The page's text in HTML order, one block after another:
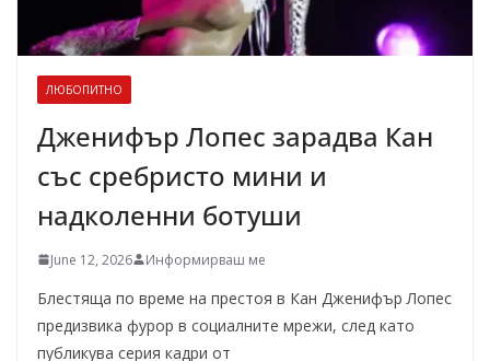
ЛЮБОПИТНО
Дженифър Лопес зарадва Кан
със сребристо мини и
надколенни ботуши
June 12, 2026 Информирваш ме
Блестяща по време на престоя в Кан Дженифър Лопес
предизвика фурор в социалните мрежи, след като
публикува серия кадри от